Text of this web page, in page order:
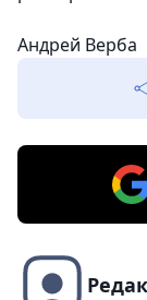
Андрей Верба